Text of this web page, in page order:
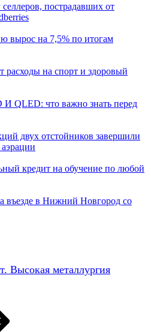
пострадавших от
вырос на 7,5% по итогам
расходы на спорт и здоровый
QLED: что важно знать перед
двух отстойников завершили
кредит на обучение по любой
въезде в Нижний Новгород со
Высокая металлургия